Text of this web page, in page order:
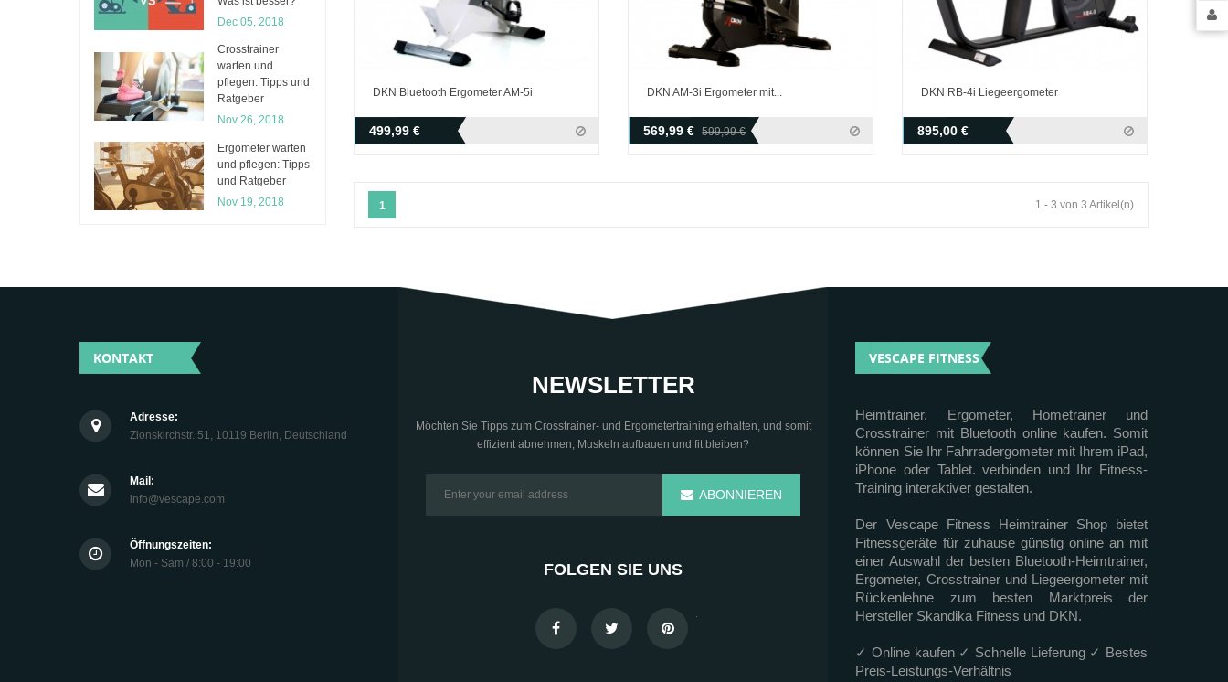
Dec 05, 2018
Crosstrainer
warten und
pflegen: Tipps und
Ratgeber
Nov 26, 2018
Ergometer warten
und pflegen: Tipps
und Ratgeber
Nov 19, 2018
DKN Bluetooth Ergometer AM-5i
499,99 €
DKN AM-3i Ergometer mit...
569,99 € 599,99 €
DKN RB-4i Liegeergometer
895,00 €
1 1 - 3 von 3 Artikel(n)
KONTAKT
Adresse:
Zionskirchstr. 51, 10119 Berlin, Deutschland
Mail:
info@vescape.com
Öffnungszeiten:
Mon - Sam / 8:00 - 19:00
NEWSLETTER
Möchten Sie Tipps zum Crosstrainer- und Ergometertraining erhalten, und somit
effizient abnehmen, Muskeln aufbauen und fit bleiben?
ABONNIEREN
FOLGEN SIE UNS
.
VESCAPE FITNESS
Heimtrainer, Ergometer, Hometrainer und
Crosstrainer mit Bluetooth online kaufen. Somit
können Sie Ihr Fahrradergometer mit Ihrem iPad,
iPhone oder Tablet. verbinden und Ihr Fitness-
Training interaktiver gestalten.
Der Vescape Fitness Heimtrainer Shop bietet
Fitnessgeräte für zuhause günstig online an mit
einer Auswahl der besten Bluetooth-Heimtrainer,
Ergometer, Crosstrainer und Liegeergometer mit
Rückenlehne zum besten Marktpreis der
Hersteller Skandika Fitness und DKN.
✓ Online kaufen ✓ Schnelle Lieferung ✓ Bestes
Preis-Leistungs-Verhältnis